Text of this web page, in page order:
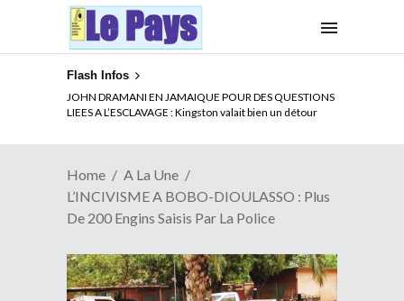
Flash Infos
JOHN DRAMANI EN JAMAIQUE POUR DES QUESTIONS
LIEES A L’ESCLAVAGE : Kingston valait bien un détour
Home
A La Une
L’INCIVISME A BOBO-DIOULASSO : Plus
De 200 Engins Saisis Par La Police